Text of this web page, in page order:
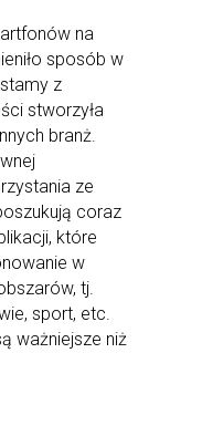
na
sposób w
z
stworzyła
branż.
ze
coraz
które
w
tj.
sport, etc.
ważniejsze niż